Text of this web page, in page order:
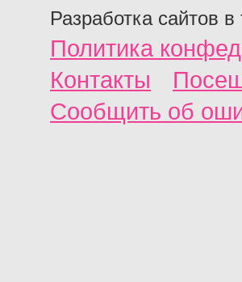
Разработка сайтов в
Политика
Контакты
Сообщить об